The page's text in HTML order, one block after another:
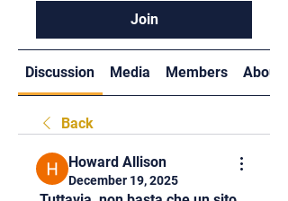
Join
Discussion Media Members About
Back
Howard Allison
December 19, 2025